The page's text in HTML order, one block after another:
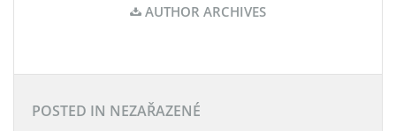
AUTHOR ARCHIVES
POSTED IN NEZAŘAZENÉ